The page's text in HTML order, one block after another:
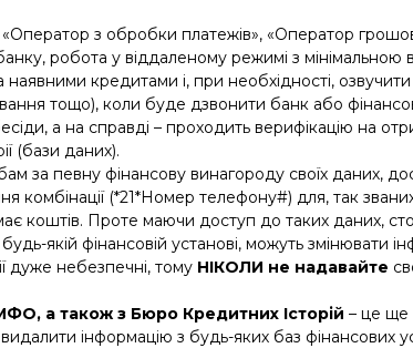
з обробки платежів», «Оператор
робота у віддаленому режимі з мінімальною
кредитами і, при необхідності,
тощо), коли буде дзвонити банк або
а на справді – проходить верифікацію на
(бази даних).
певну фінансову винагороду своїх даних,
комбінації (*21*Номер телефону#) для, так
коштів. Проте маючи доступ до таких даних,
якій фінансовій установі, можуть змінювати
дуже небезпечні, тому НІКОЛИ не надавайте
а також з Бюро Кредитних Історій – це ще
інформацію з будь-яких баз фінансових